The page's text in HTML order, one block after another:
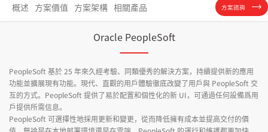
概述 方案價值 方案架構 相關產品 方案諮詢
Oracle PeopleSoft
PeopleSoft 基於 25 年來久經考驗、同類優秀的解決方案，持續提供新的應用
功能並擴展現有功能。現代、直觀的用戶體驗徹底改變了用戶與 PeopleSoft 交
互的方式。PeopleSoft 提供了易於配置和個性化的新 UI，可通過任何設備爲用
戶提供所需信息。
PeopleSoft 可選擇性地採用更新和變更，從而降低擁有成本並提高交付的價